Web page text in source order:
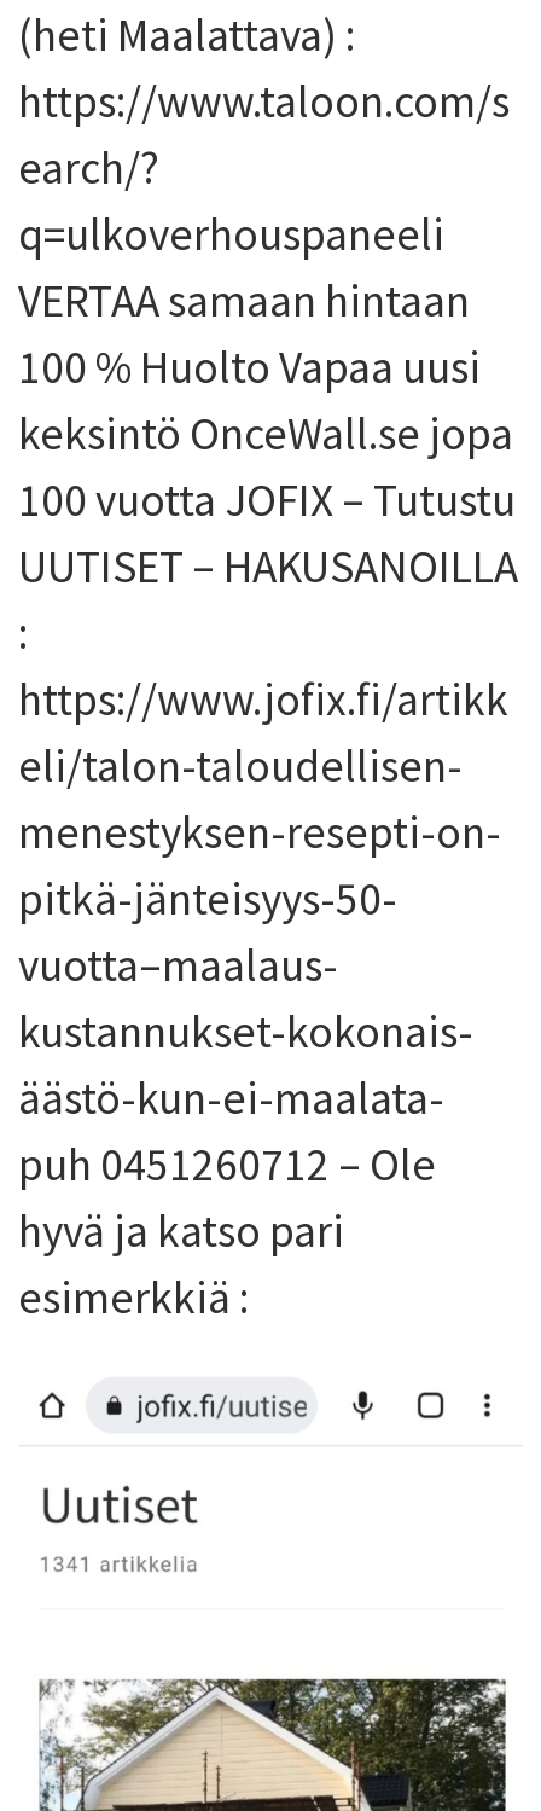
(heti Maalattava) :
https://www.taloon.com/s
earch/?
q=ulkoverhouspaneeli
VERTAA samaan hintaan
100 % Huolto Vapaa uusi
keksintö OnceWall.se jopa
100 vuotta JOFIX – Tutustu
UUTISET – HAKUSANOILLA
:
https://www.jofix.fi/artikk
eli/talon-taloudellisen-
menestyksen-resepti-on-
pitkä-jänteisyys-50-
vuotta–maalaus-
kustannukset-kokonais-
äästö-kun-ei-maalata-
puh 0451260712 – Ole
hyvä ja katso pari
esimerkkiä :